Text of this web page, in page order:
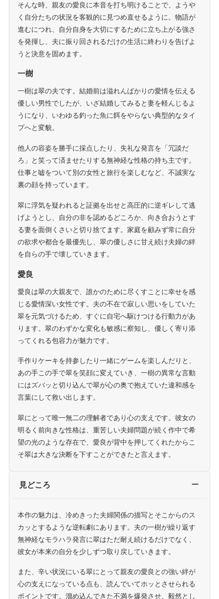
そんな時、親友の愛良に本音を打ち明けることで、ようや
く自分たちの状況を客観的に見つめ直せるように。物語が
進むにつれ、自分自身を大切にするために立ち上がる強さ
を発揮し、夫に振り回されるだけの生活に終わりを告げよ
うと決意を固めます。
一樹
一樹は翠の夫です。結婚前は溢れんばかりの愛情を伝える
優しい男性でしたが、いざ結婚してみると妻を軽んじるよ
うになり、いわゆる釣った魚に餌をやらない典型的なタイ
プへと変貌。
他人の容姿を勝手に採点したり、失礼な発言を「冗談だ
ろ」と笑って済ませたりする無神経な性格の持ち主です。
仕事と嘘をついて別の女性と旅行を楽しむなど、不誠実な
裏の顔を持っています。
翠に浮気を疑われると証拠を出せと高圧的に逆ギレして逃
げようとし、自分の非を認めるどころか、向き合おうとす
る妻を面倒くさいと切り捨てます。家庭を顧みず常に自分
の欲求や都合を最優先し、翠の優しさに甘え続け夫婦の絆
を自らの手で壊していきます。
愛良
愛良は翠の大親友で、誰かのために尽くすことに幸せを感
じる愛情深い女性です。夫の不在で寂しい思いをしていた
翠を元気づけるため、すぐに自宅へ駆けつける行動力があ
ります。翠のわずかな変化も敏感に察知し、優しく寄り添
ってくれる包容力が魅力です。
手作りケーキを持参したり一緒にゲームを楽しんだりと、
あの手この手で翠を笑顔に変えていき、一樹の異常な言動
にはズバッと切り込んで翠が心の奥で抱えていた違和感を
言葉にして救い出します。
翠にとって唯一無二の理解者であり心の支えです。彼女の
明るく前向きな性格は、重苦しい夫婦問題が続く作中で希
望の光のような存在で、愛良が背中を押してくれたからこ
そ翠は大きな決断を下すことができたと言えます。
見どころ
本作の魅力は、冷めきった夫婦関係の描写とそこからのス
カッとするような逆転劇にあります。夫の一樹が繰り返す
無神経なモラハラ発言に翠はただ耐え続けるだけでなく、
彼女が本来の自分を少しずつ取り戻していきます。
また、辛い状況にいる翠にとって親友の愛良との強い絆が
心の支えになっている点も、読んでいてホッとさせられる
ポイントです。溜め込んできた不満を爆発させ、毅然とし